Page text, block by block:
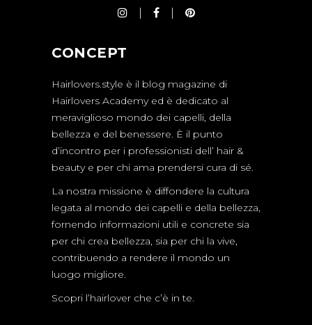
CONCEPT
Hairlovers.style è il blog magazine di
Hairlovers Academy ed è dedicato al
meraviglioso mondo dei capelli, della
bellezza e del benessere. È il punto
d’incontro per i professionisti dell’ hair &
beauty e per chi ama prendersi cura di sé.
La nostra missione è diffondere la cultura
legata al mondo dei capelli e della bellezza,
fornendo informazioni utili e concrete sia
per chi crea bellezza, sia per chi la vive,
contribuendo a rendere il mondo un
luogo migliore.
Scopri l’hairlover che c’è in te.